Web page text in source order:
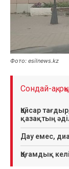
Фото: esilnews.kz
Сондай-ақ,
Қайсар
қазақтың
Дау емес,
Қоғамдық